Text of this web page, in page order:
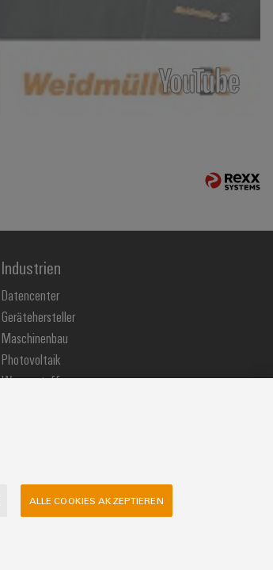
Industrien
Datencenter
Gerätehersteller
Maschinenbau
Photovoltaik
Wasserstoff
ALLE COOKIES AKZEPTIEREN